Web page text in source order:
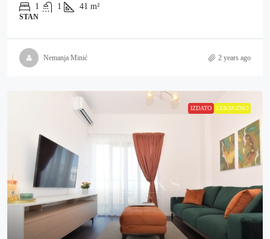
1
1 41 m²
STAN
Nemanja Minić 2 years ago
IZDATO LUKSUZNO